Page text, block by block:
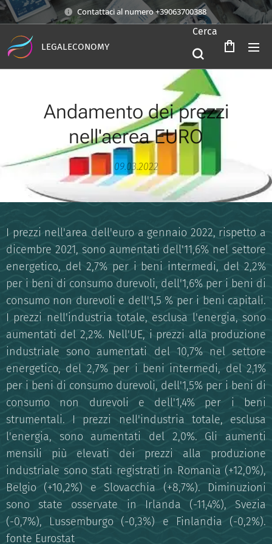
Contattaci al numero +39063700388
LEGALECONOMY
Cerca
Andamento dei prezzi
nell'aerea EURO
09.03.2022
I prezzi nell'area dell'euro a gennaio 2022, rispetto a
dicembre 2021, sono aumentati dell'11,6% nel settore
energetico, del 2,7% per i beni intermedi, del 2,2%
per i beni di consumo durevoli, dell'1,6% per i beni di
consumo non durevoli e dell'1,5 % per i beni capitali.
I prezzi nell'industria totale, esclusa l'energia, sono
aumentati del 2,2%. Nell'UE, i prezzi alla produzione
industriale sono aumentati del 10,7% nel settore
energetico, del 2,7% per i beni intermedi, del 2,1%
per i beni di consumo durevoli, dell'1,5% per i beni di
consumo non durevoli e dell'1,4% per i beni
strumentali. I prezzi nell'industria totale, esclusa
l'energia, sono aumentati del 2,0%. Gli aumenti
mensili più elevati dei prezzi alla produzione
industriale sono stati registrati in Romania (+12,0%),
Belgio (+10,2%) e Slovacchia (+8,7%). Diminuzioni
sono state osservate in Irlanda (-11,4%), Svezia
(-0,7%), Lussemburgo (-0,3%) e Finlandia (-0,2%).
fonte Eurostat